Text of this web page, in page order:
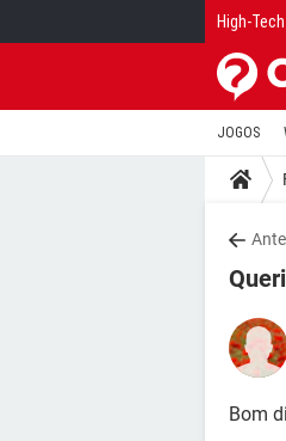
High-Tech
JOGOS
Bom